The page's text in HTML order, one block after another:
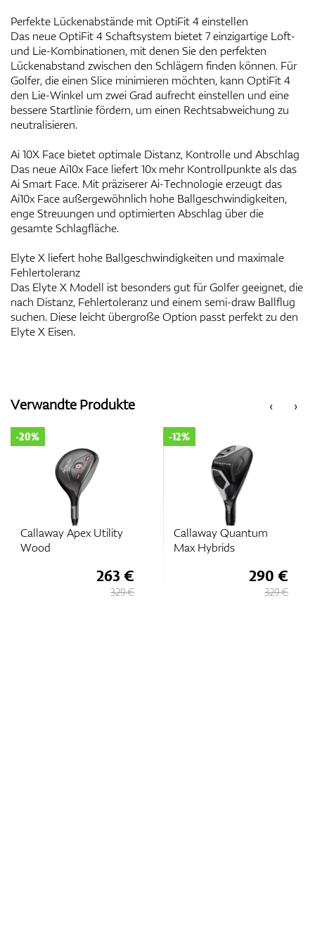
Perfekte Lückenabstände mit OptiFit 4 einstellen
Das neue OptiFit 4 Schaftsystem bietet 7 einzigartige Loft-
und Lie-Kombinationen, mit denen Sie den perfekten
Lückenabstand zwischen den Schlägern finden können. Für
Golfer, die einen Slice minimieren möchten, kann OptiFit 4
den Lie-Winkel um zwei Grad aufrecht einstellen und eine
bessere Startlinie fördern, um einen Rechtsabweichung zu
neutralisieren.
Ai 10X Face bietet optimale Distanz, Kontrolle und Abschlag
Das neue Ai10x Face liefert 10x mehr Kontrollpunkte als das
Ai Smart Face. Mit präziserer Ai-Technologie erzeugt das
Ai10x Face außergewöhnlich hohe Ballgeschwindigkeiten,
enge Streuungen und optimierten Abschlag über die
gesamte Schlagfläche.
Elyte X liefert hohe Ballgeschwindigkeiten und maximale
Fehlertoleranz
Das Elyte X Modell ist besonders gut für Golfer geeignet, die
nach Distanz, Fehlertoleranz und einem semi-draw Ballflug
suchen. Diese leicht übergroße Option passt perfekt zu den
Elyte X Eisen.
‹
Verwandte Produkte ›
Callaway Apex Utility
Wood
-20%
263 €
329 €
Callaway Quantum
Max Hybrids
-12%
290 €
329 €